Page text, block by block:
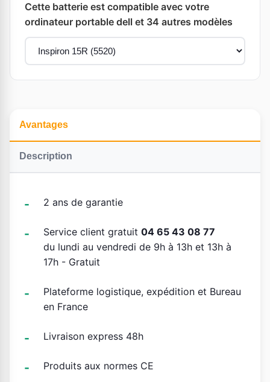
Cette batterie est compatible avec votre
ordinateur portable dell et 34 autres modèles
Avantages
Description
2 ans de garantie
Service client gratuit 04 65 43 08 77
du lundi au vendredi de 9h à 13h et 13h à
17h - Gratuit
Plateforme logistique, expédition et Bureau
en France
Livraison express 48h
Produits aux normes CE